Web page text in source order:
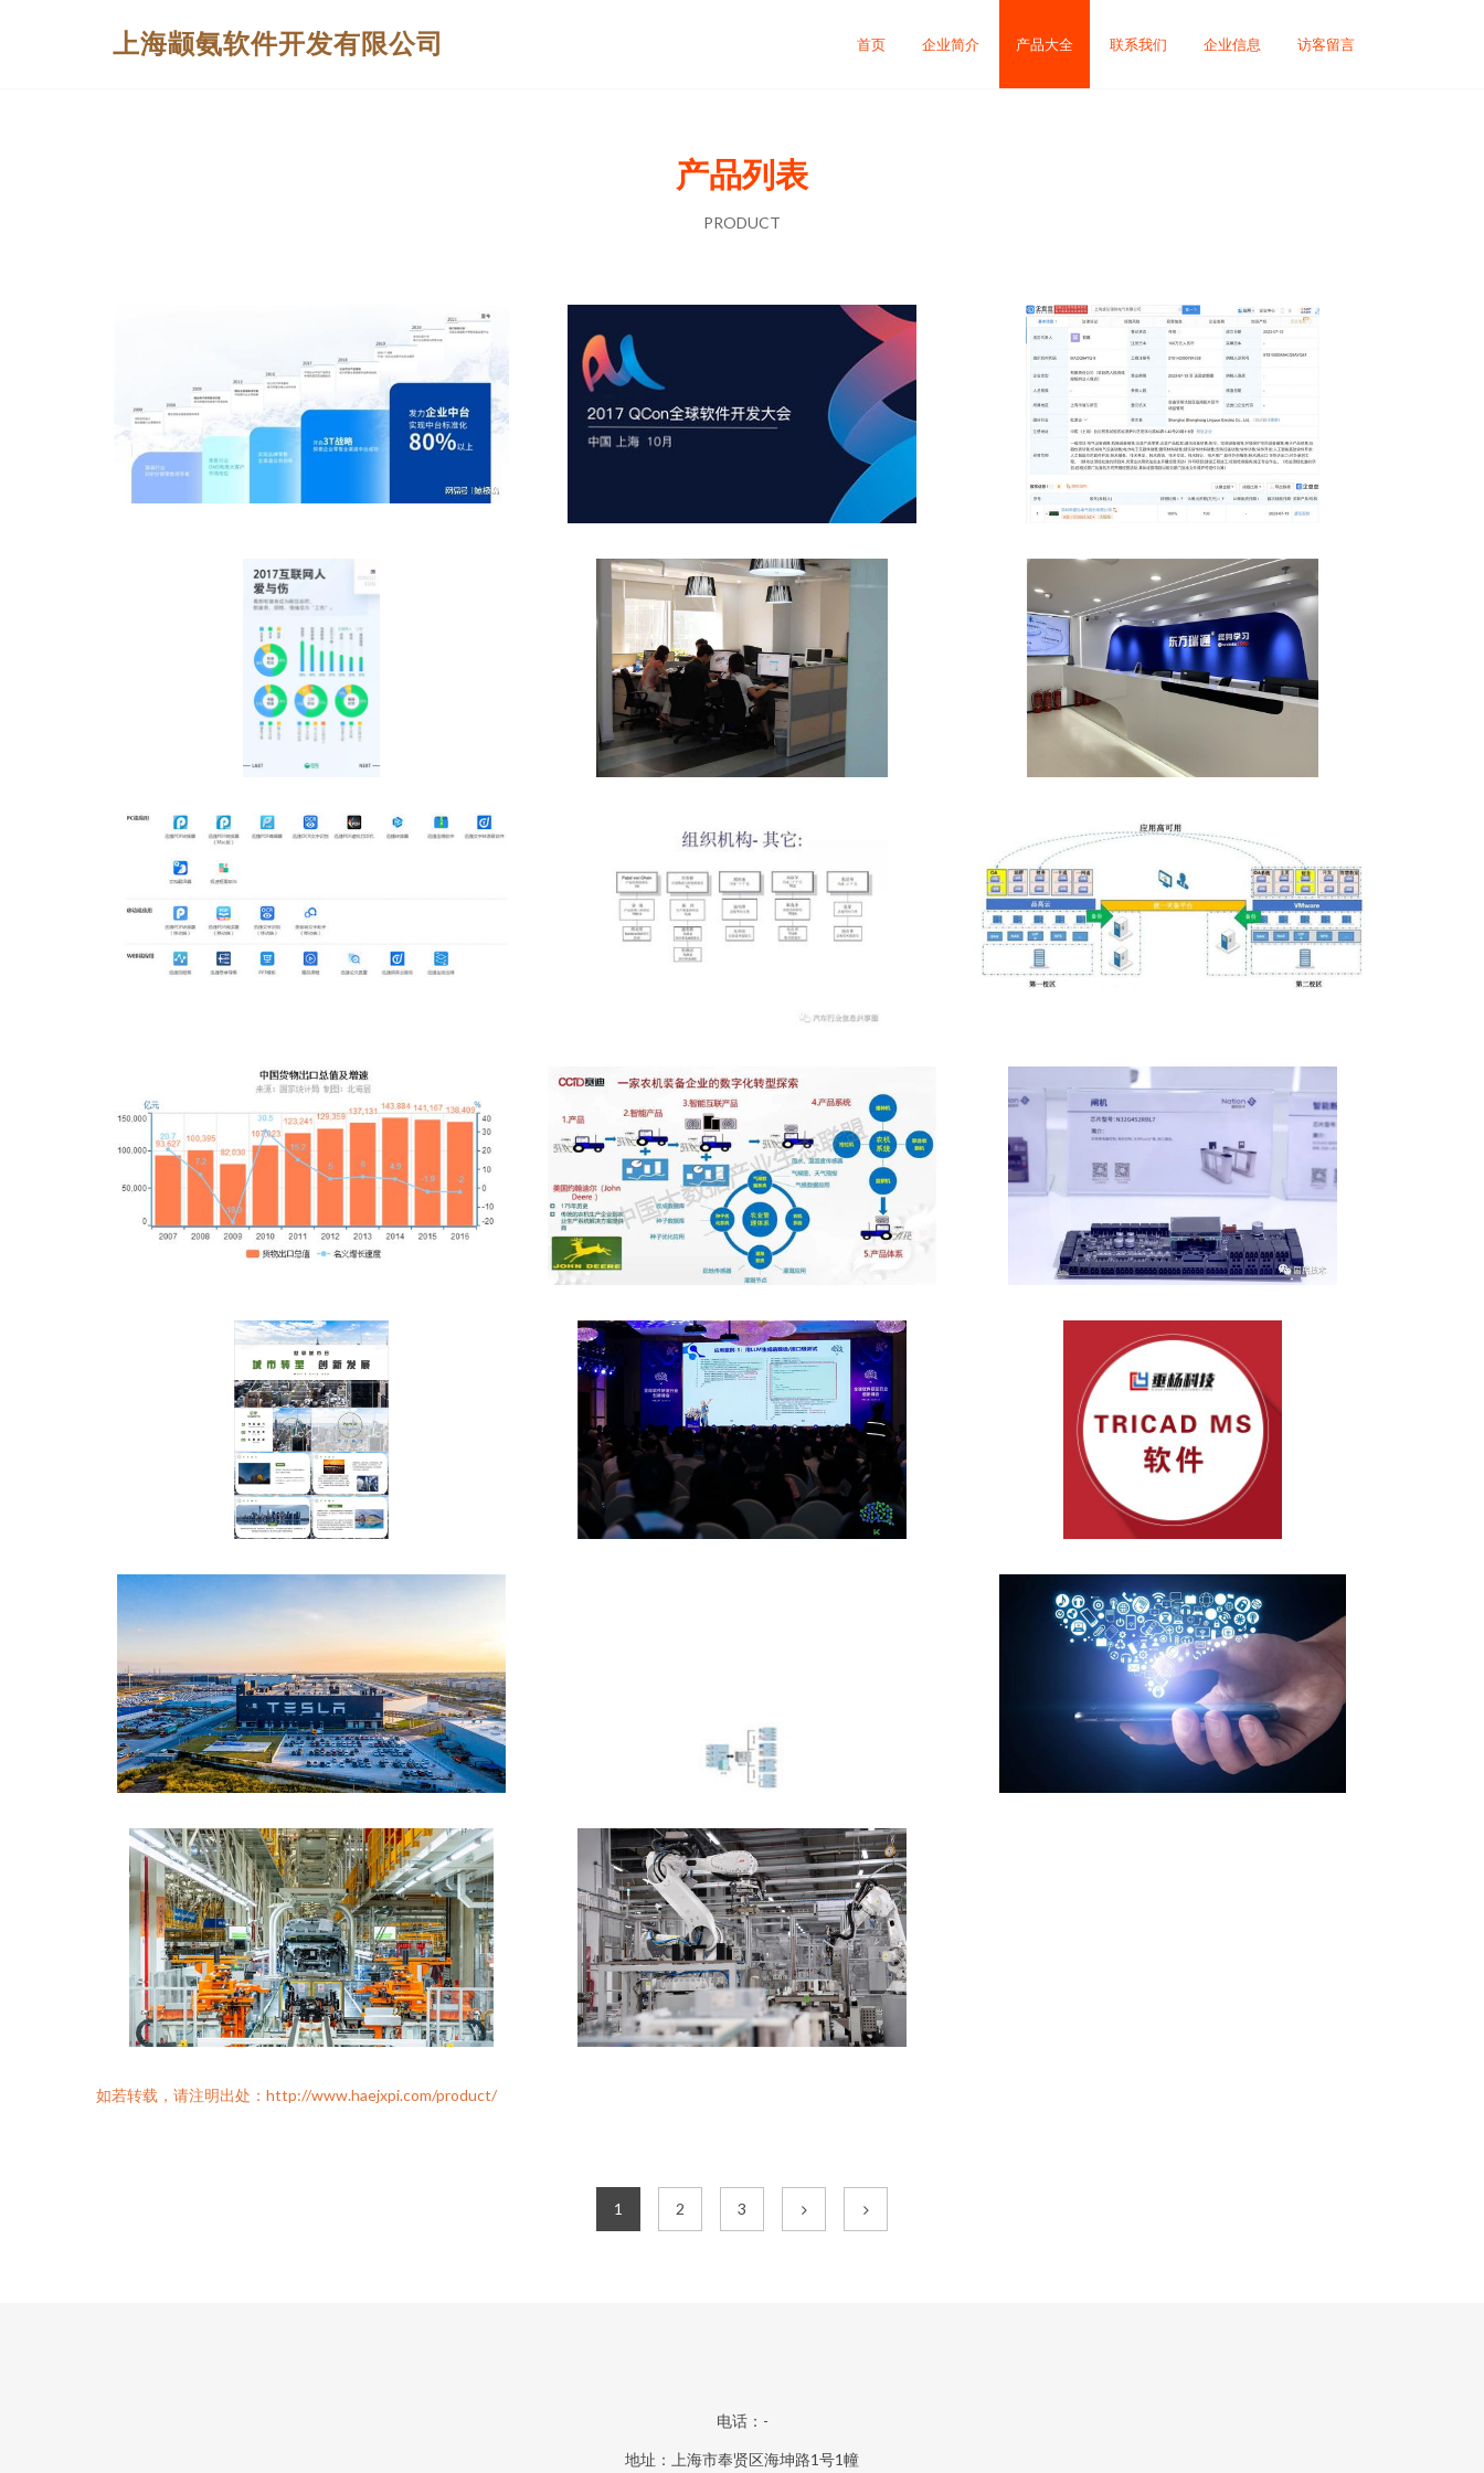
上海颛氨软件开发有限公司 首页 企业简介 产品大全 联系我们 企业信息 访客留言
产品列表
PRODUCT
如若转载，请注明出处：http://www.haejxpi.com/product/
1 2 3
电话：-
地址：上海市奉贤区海坤路1号1幢